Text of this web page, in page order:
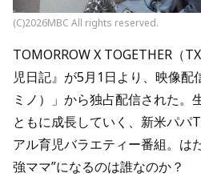
(C)2026MBC All rights reserved.
TOMORROW X TOGETHER（
児日記』が5月1日より、映像
ミノ）」から独占配信された。
ともに成長していく、新米パパ
アル育児バラエティー番組。は
強ママ”になるのは誰なのか？